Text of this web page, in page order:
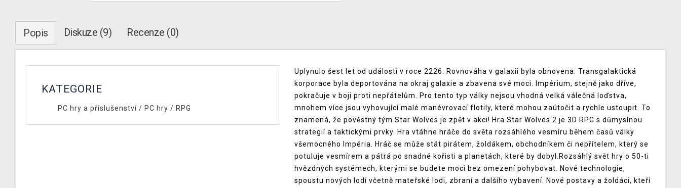
Popis Diskuze (9) Recenze (0)
KATEGORIE
PC hry a příslušenství/ PC hry / RPG
Uplynulo šest let od událostí v roce 2226. Rovnováha v galaxii byla obnovena. Transgalaktická
korporace byla deportována na okraj galaxie a zbavena své moci. Impérium, stejně jako dříve,
pokračuje v boji proti nepřátelům. Pro tento typ války nejsou vhodná velká válečná loďstva,
mnohem více jsou vyhovující malé manévrovací flotily, které mohou zaútočit a rychle ustoupit. To
znamená, že pověstný tým Star Wolves je zpět v akci! Hra Star Wolves 2 je 3D RPG s důmyslnou
strategií a taktickými prvky. Hra vtáhne hráče do světa rozsáhlého vesmíru během časů války
všemocného Impéria. Hráč se může stát pirátem, žoldákem, obchodníkem či nepřítelem, který se
potuluje vesmírem a pátrá po snadné kořisti a planetách, které by dobyl.Rozsáhlý svět hry o 50-ti
hvězdných systémech, kterými se budete moci bez omezení pohybovat. Nové technologie,
spoustu nových lodí včetně mateřské lodi, zbraní a dalšího vybavení. Nové postavy a žoldáci, kteří